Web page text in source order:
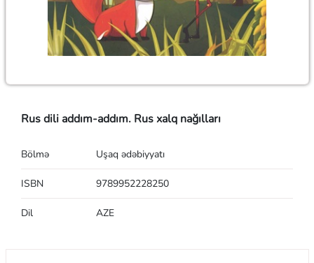
Rus dili addım-addım. Rus xalq nağılları
Bölmə Uşaq ədəbiyyatı
ISBN 9789952228250
Dil AZE